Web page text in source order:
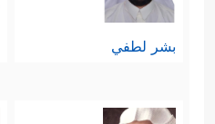
بشر لطفي